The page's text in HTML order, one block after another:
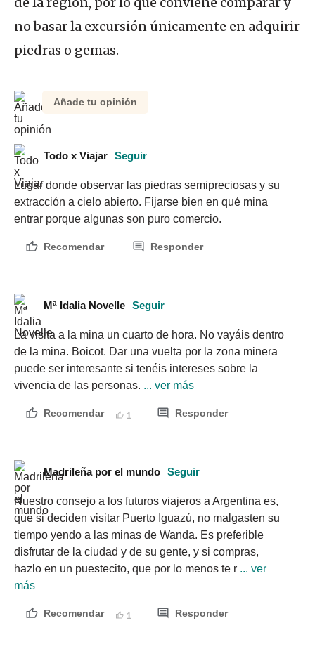
no basar la excursión únicamente en adquirir
piedras o gemas.
Añade tu opinión
Todo x Viajar Seguir
Lugar donde observar las piedras semipreciosas y su
extracción a cielo abierto. Fijarse bien en qué mina
entrar porque algunas son puro comercio.
Recomendar Responder
Mª Idalia Novelle Seguir
La visita a la mina un cuarto de hora. No vayáis dentro
de la mina. Boicot. Dar una vuelta por la zona minera
puede ser interesante si tenéis intereses sobre la
vivencia de las personas. ... ver más
Recomendar 1 Responder
Madrileña por el mundo Seguir
Nuestro consejo a los futuros viajeros a Argentina es,
que si deciden visitar Puerto Iguazú, no malgasten su
tiempo yendo a las minas de Wanda. Es preferible
disfrutar de la ciudad y de su gente, y si compras,
hazlo en un puestecito, que por lo menos te r ... ver
más
Recomendar 1 Responder